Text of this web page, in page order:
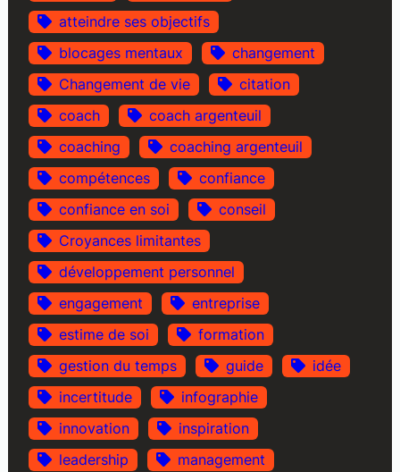
atteindre ses objectifs
blocages mentaux
changement
Changement de vie
citation
coach
coach argenteuil
coaching
coaching argenteuil
compétences
confiance
confiance en soi
conseil
Croyances limitantes
développement personnel
engagement
entreprise
estime de soi
formation
gestion du temps
guide
idée
incertitude
infographie
innovation
inspiration
leadership
management